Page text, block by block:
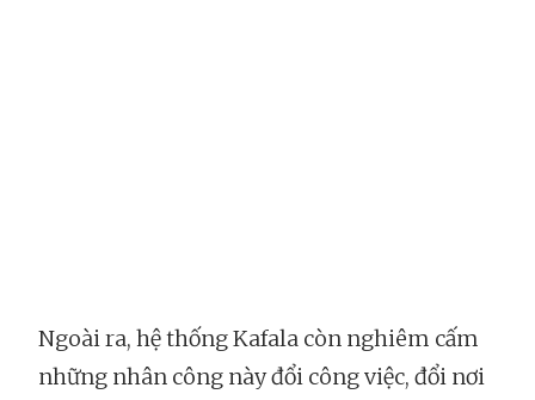
Ngoài ra, hệ thống Kafala còn nghiêm cấm
những nhân công này đổi công việc, đổi nơi